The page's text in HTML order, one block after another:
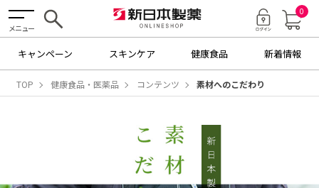
メニュー
0
キャンペーン スキンケア 健康食品 新着情報
TOP 健康食品・医薬品 コンテンツ 素材へのこだわり